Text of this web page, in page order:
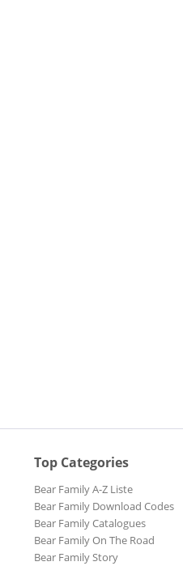
Top Categories
Bear Family A-Z Liste
Bear Family Download Codes
Bear Family Catalogues
Bear Family On The Road
Bear Family Story